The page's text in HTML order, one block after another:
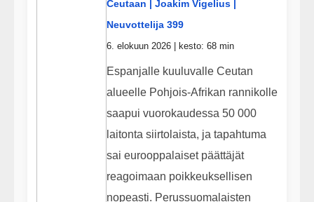
Ceutaan | Joakim Vigelius |
Neuvottelija 399
6. elokuun 2026 | kesto: 68 min
Espanjalle kuuluvalle Ceutan
alueelle Pohjois-Afrikan rannikolle
saapui vuorokaudessa 50 000
laitonta siirtolaista, ja tapahtuma
sai eurooppalaiset päättäjät
reagoimaan poikkeuksellisen
nopeasti. Perussuomalaisten